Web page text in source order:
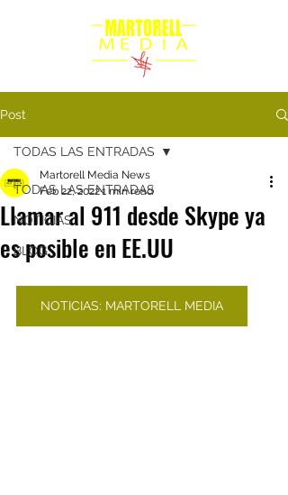
Post
TODAS LAS ENTRADAS
NOTICIAS
BLOG
TODAS LAS ENTRADAS
Llamar al 911 desde Skype ya
es posible en EE.UU
Martorell Media News
Feb 22, 20221 min read
NOTICIAS: MARTORELL MEDIA